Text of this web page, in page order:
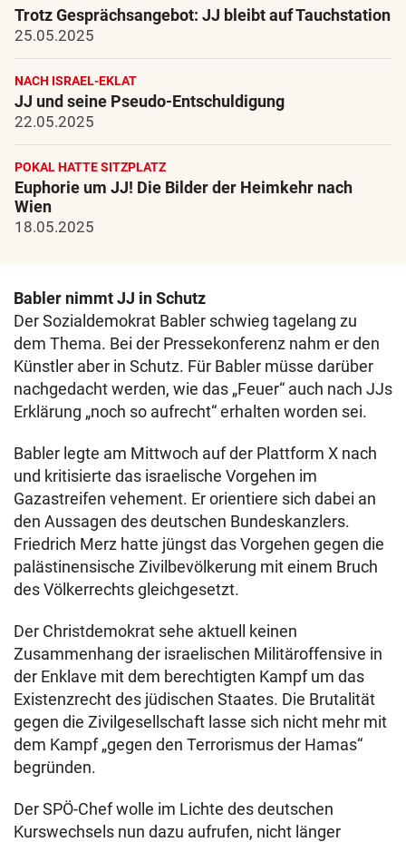
Trotz Gesprächsangebot: JJ bleibt auf Tauchstation
25.05.2025
NACH ISRAEL-EKLAT
JJ und seine Pseudo-Entschuldigung
22.05.2025
POKAL HATTE SITZPLATZ
Euphorie um JJ! Die Bilder der Heimkehr nach
Wien
18.05.2025
Babler nimmt JJ in Schutz
Der Sozialdemokrat Babler schwieg tagelang zu
dem Thema. Bei der Pressekonferenz nahm er den
Künstler aber in Schutz. Für Babler müsse darüber
nachgedacht werden, wie das „Feuer“ auch nach JJs
Erklärung „noch so aufrecht“ erhalten worden sei.
Babler legte am Mittwoch auf der Plattform X nach
und kritisierte das israelische Vorgehen im
Gazastreifen vehement. Er orientiere sich dabei an
den Aussagen des deutschen Bundeskanzlers.
Friedrich Merz hatte jüngst das Vorgehen gegen die
palästinensische Zivilbevölkerung mit einem Bruch
des Völkerrechts gleichgesetzt.
Der Christdemokrat sehe aktuell keinen
Zusammenhang der israelischen Militäroffensive in
der Enklave mit dem berechtigten Kampf um das
Existenzrecht des jüdischen Staates. Die Brutalität
gegen die Zivilgesellschaft lasse sich nicht mehr mit
dem Kampf „gegen den Terrorismus der Hamas“
begründen.
Der SPÖ-Chef wolle im Lichte des deutschen
Kurswechsels nun dazu aufrufen, nicht länger